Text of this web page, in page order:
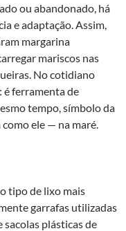
ou abandonado, há
e adaptação. Assim,
margarina
mariscos nas
No cotidiano
é ferramenta de
tempo, símbolo da
ele — na maré.
tipo de lixo mais
garrafas utilizadas
plásticas de